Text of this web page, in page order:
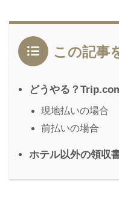
この記事
どうやる？
現地払いの場合
前払いの場合
ホテル以外の領収